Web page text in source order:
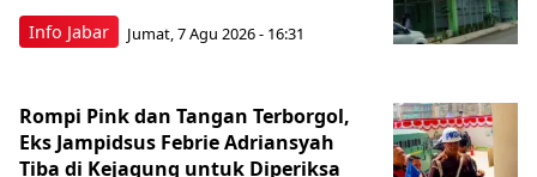
Info Jabar Jumat, 7 Agu 2026 - 16:31
Rompi Pink dan Tangan Terborgol,
Eks Jampidsus Febrie Adriansyah
Tiba di Kejagung untuk Diperiksa